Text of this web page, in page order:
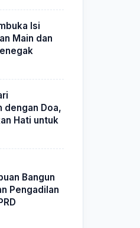
Isi
Main dan
dengan Doa,
Hati untuk
Bangun
Pengadilan